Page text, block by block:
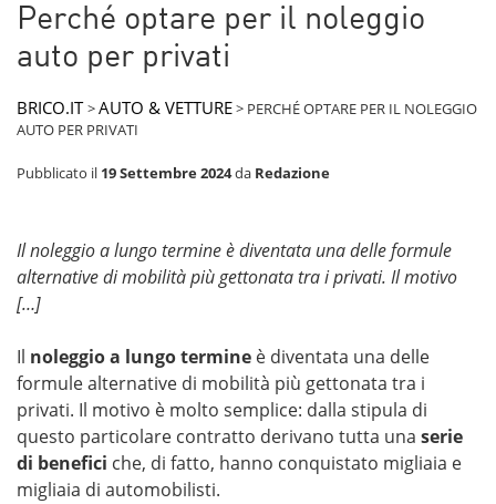
Perché optare per il noleggio
auto per privati
BRICO.IT >AUTO & VETTURE> PERCHÉ OPTARE PER IL NOLEGGIO
AUTO PER PRIVATI
Pubblicato il 19 Settembre 2024da Redazione
Il noleggio a lungo termine è diventata una delle formule
alternative di mobilità più gettonata tra i privati. Il motivo
[…]
Il noleggio a lungo termine è diventata una delle
formule alternative di mobilità più gettonata tra i
privati. Il motivo è molto semplice: dalla stipula di
questo particolare contratto derivano tutta una serie
di benefici che, di fatto, hanno conquistato migliaia e
migliaia di automobilisti.